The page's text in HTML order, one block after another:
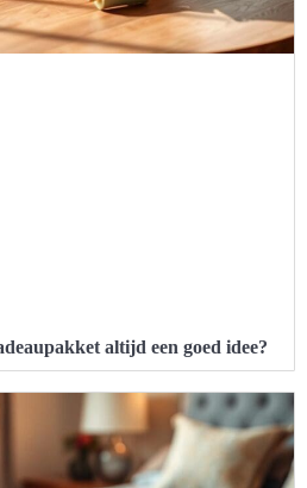
altijd een goed idee?